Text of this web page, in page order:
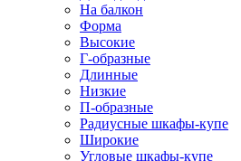
На балкон
Форма
Высокие
Г-образные
Длинные
Низкие
П-образные
Радиусные шкафы-купе
Широкие
Угловые шкафы-купе